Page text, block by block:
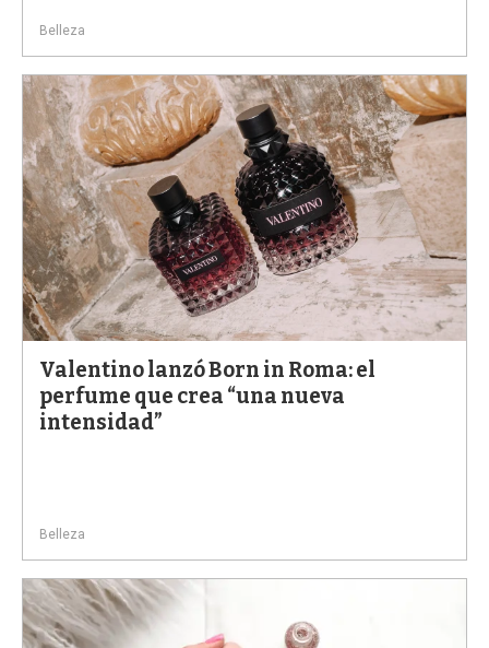
Belleza
Valentino lanzó Born in Roma: el
perfume que crea “una nueva
intensidad”
Belleza